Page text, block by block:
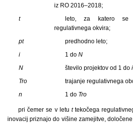
iz RO 2016–2018;
t
leto, za katero se
regulativnega okvira;
pt
predhodno leto;
i
1 do N
N
število projektov od 1 do i
Tro
trajanje regulativnega
n
1 do Tro
pri čemer se v letu ttekočega
inovacij priznajo do višine zamejitve,